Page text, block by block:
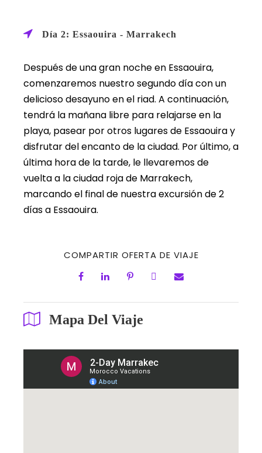
Día 2: Essaouira - Marrakech
Después de una gran noche en Essaouira,
comenzaremos nuestro segundo día con un
delicioso desayuno en el riad. A continuación,
tendrá la mañana libre para relajarse en la
playa, pasear por otros lugares de Essaouira y
disfrutar del encanto de la ciudad. Por último, a
última hora de la tarde, le llevaremos de
vuelta a la ciudad roja de Marrakech,
marcando el final de nuestra excursión de 2
días a Essaouira.
COMPARTIR OFERTA DE VIAJE
Mapa Del Viaje